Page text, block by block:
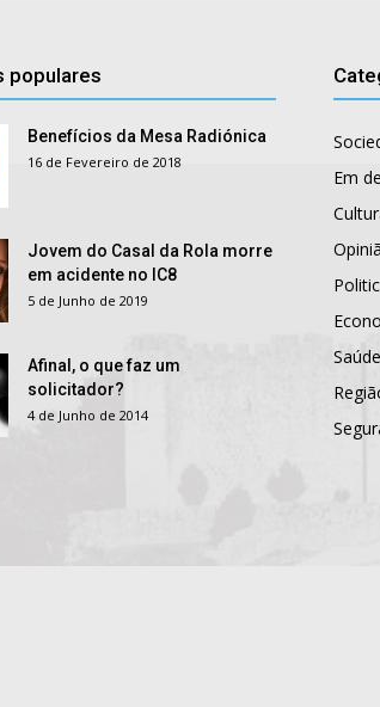
populares
Benefícios da Mesa Radiónica
16 de Fevereiro de 2018
Jovem do Casal da Rola morre
em acidente no IC8
5 de Junho de 2019
Afinal, o que faz um
solicitador?
4 de Junho de 2014
Em
Saúde